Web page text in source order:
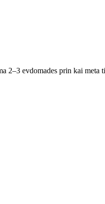
evdomades prin kai meta